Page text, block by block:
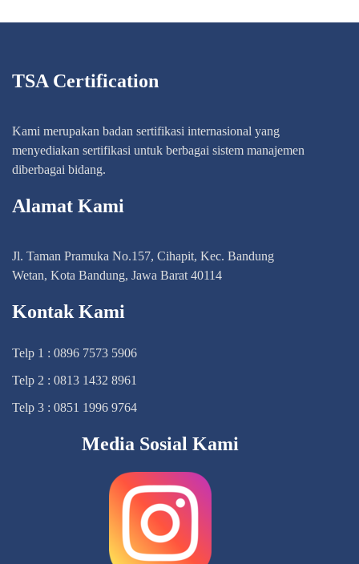
TSA Certification
Kami merupakan badan sertifikasi internasional yang
menyediakan sertifikasi untuk berbagai sistem manajemen
diberbagai bidang.
Alamat Kami
Jl. Taman Pramuka No.157, Cihapit, Kec. Bandung
Wetan, Kota Bandung, Jawa Barat 40114
Kontak Kami
Telp 1 : 0896 7573 5906
Telp 2 : 0813 1432 8961
Telp 3 : 0851 1996 9764
Media Sosial Kami